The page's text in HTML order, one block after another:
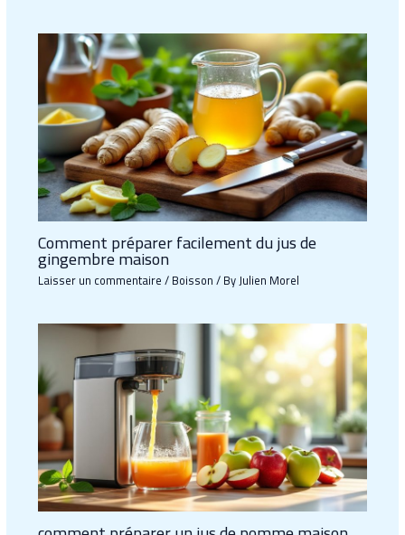
Comment préparer facilement du jus de
gingembre maison
Laisser un commentaire/Boisson/ ByJulien Morel